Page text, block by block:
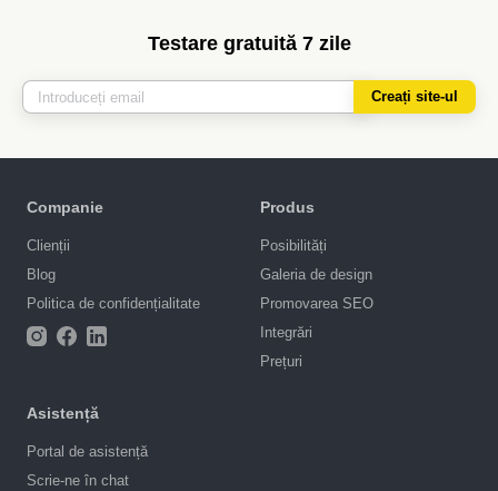
Testare gratuită 7 zile
Creați site-ul
Companie
Clienții
Blog
Politica de confidențialitate
Produs
Posibilități
Galeria de design
Promovarea SEO
Integrări
Prețuri
Asistență
Portal de asistență
Scrie-ne în chat